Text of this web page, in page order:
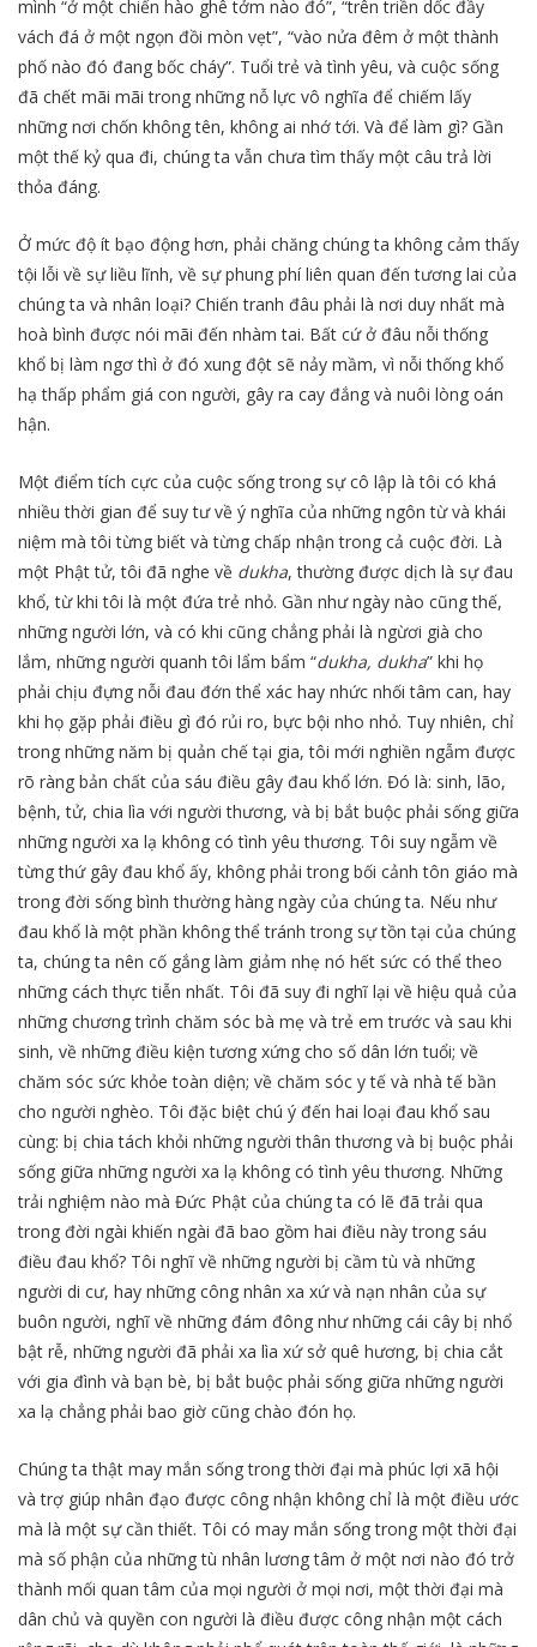
mình “ở một chiến hào ghê tởm nào đó”, “trên triền dốc đầy
vách đá ở một ngọn đồi mòn vẹt”, “vào nửa đêm ở một thành
phố nào đó đang bốc cháy”. Tuổi trẻ và tình yêu, và cuộc sống
đã chết mãi mãi trong những nỗ lực vô nghĩa để chiếm lấy
những nơi chốn không tên, không ai nhớ tới. Và để làm gì? Gần
một thế kỷ qua đi, chúng ta vẫn chưa tìm thấy một câu trả lời
thỏa đáng.
Ở mức độ ít bạo động hơn, phải chăng chúng ta không cảm thấy
tội lỗi về sự liều lĩnh, về sự phung phí liên quan đến tương lai của
chúng ta và nhân loại? Chiến tranh đâu phải là nơi duy nhất mà
hoà bình được nói mãi đến nhàm tai. Bất cứ ở đâu nỗi thống
khổ bị làm ngơ thì ở đó xung đột sẽ nảy mầm, vì nỗi thống khổ
hạ thấp phẩm giá con người, gây ra cay đắng và nuôi lòng oán
hận.
Một điểm tích cực của cuộc sống trong sự cô lập là tôi có khá
nhiều thời gian để suy tư về ý nghĩa của những ngôn từ và khái
niệm mà tôi từng biết và từng chấp nhận trong cả cuộc đời. Là
một Phật tử, tôi đã nghe về dukha, thường được dịch là sự đau
khổ, từ khi tôi là một đứa trẻ nhỏ. Gần như ngày nào cũng thế,
những người lớn, và có khi cũng chẳng phải là ngừơi già cho
lắm, những người quanh tôi lẩm bẩm “dukha, dukha” khi họ
phải chịu đựng nỗi đau đớn thể xác hay nhức nhối tâm can, hay
khi họ gặp phải điều gì đó rủi ro, bực bội nho nhỏ. Tuy nhiên, chỉ
trong những năm bị quản chế tại gia, tôi mới nghiền ngẫm được
rõ ràng bản chất của sáu điều gây đau khổ lớn. Đó là: sinh, lão,
bệnh, tử, chia lìa với người thương, và bị bắt buộc phải sống giữa
những người xa lạ không có tình yêu thương. Tôi suy ngẫm về
từng thứ gây đau khổ ấy, không phải trong bối cảnh tôn giáo mà
trong đời sống bình thường hàng ngày của chúng ta. Nếu như
đau khổ là một phần không thể tránh trong sự tồn tại của chúng
ta, chúng ta nên cố gắng làm giảm nhẹ nó hết sức có thể theo
những cách thực tiễn nhất. Tôi đã suy đi nghĩ lại về hiệu quả của
những chương trình chăm sóc bà mẹ và trẻ em trước và sau khi
sinh, về những điều kiện tương xứng cho số dân lớn tuổi; về
chăm sóc sức khỏe toàn diện; về chăm sóc y tế và nhà tế bần
cho người nghèo. Tôi đặc biệt chú ý đến hai loại đau khổ sau
cùng: bị chia tách khỏi những người thân thương và bị buộc phải
sống giữa những người xa lạ không có tình yêu thương. Những
trải nghiệm nào mà Đức Phật của chúng ta có lẽ đã trải qua
trong đời ngài khiến ngài đã bao gồm hai điều này trong sáu
điều đau khổ? Tôi nghĩ về những người bị cầm tù và những
người di cư, hay những công nhân xa xứ và nạn nhân của sự
buôn người, nghĩ về những đám đông như những cái cây bị nhổ
bật rễ, những người đã phải xa lìa xứ sở quê hương, bị chia cắt
với gia đình và bạn bè, bị bắt buộc phải sống giữa những người
xa lạ chẳng phải bao giờ cũng chào đón họ.
Chúng ta thật may mắn sống trong thời đại mà phúc lợi xã hội
và trợ giúp nhân đạo được công nhận không chỉ là một điều ước
mà là một sự cần thiết. Tôi có may mắn sống trong một thời đại
mà số phận của những tù nhân lương tâm ở một nơi nào đó trở
thành mối quan tâm của mọi người ở mọi nơi, một thời đại mà
dân chủ và quyền con người là điều được công nhận một cách